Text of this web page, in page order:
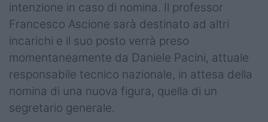
Super Rugby
Rugby in TV
Mercato
Serie A Elite
Campionati
intenzione in caso di nomina. Il professor
Francesco Ascione sarà destinato ad altri
incarichi e il suo posto verrà preso
momentaneamente da Daniele Pacini, attuale
responsabile tecnico nazionale, in attesa della
nomina di una nuova figura, quella di un
segretario generale.